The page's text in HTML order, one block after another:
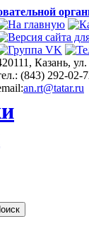
Казань,
(843) 292-02-
an.rt@tatar.ru